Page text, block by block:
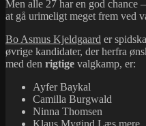
Men alle 27 har en god chance
at gå urimeligt meget frem ved
Bo Asmus Kjeldgaard er
øvrige kandidater, der herfra
med den rigtige valgkamp, er:
Ayfer Baykal
Camilla Burgwald
Ninna Thomsen
Klaus Mygind Læs mere